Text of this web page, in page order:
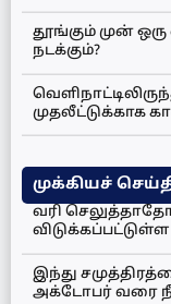
தூங்கும் முன்
நடக்கும்?
முதலீட்டுக்காக
முக்கியச்
வரி
இந்து
அக்டோபர் வரை